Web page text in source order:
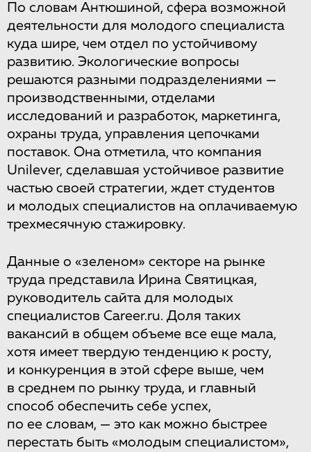
По словам Антюшиной, сфера возможной
деятельности для молодого специалиста
куда шире, чем отдел по устойчивому
развитию. Экологические вопросы
решаются разными подразделениями —
производственными, отделами
исследований и разработок, маркетинга,
охраны труда, управления цепочками
поставок. Она отметила, что компания
Unilever, сделавшая устойчивое развитие
частью своей стратегии, ждет студентов
и молодых специалистов на оплачиваемую
трехмесячную стажировку.
Данные о «зеленом» секторе на рынке
труда представила Ирина Святицкая,
руководитель сайта для молодых
специалистов Career.ru. Доля таких
вакансий в общем объеме все еще мала,
хотя имеет твердую тенденцию к росту,
и конкуренция в этой сфере выше, чем
в среднем по рынку труда, и главный
способ обеспечить себе успех,
по ее словам, — это как можно быстрее
перестать быть «молодым специалистом»,